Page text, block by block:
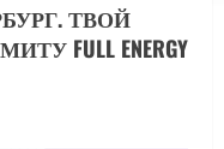
ТВОЙ
FULL ENERGY